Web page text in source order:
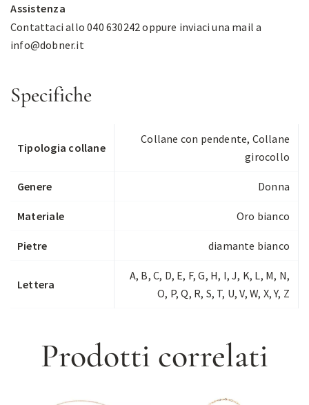
Assistenza
Contattaci allo 040 630242 oppure inviaci una mail a
info@dobner.it
Specifiche
Tipologia collane
Collane con pendente, Collane
girocollo
Genere Donna
Materiale Oro bianco
Pietre diamante bianco
Lettera
A, B, C, D, E, F, G, H, I, J, K, L, M, N,
O, P, Q, R, S, T, U, V, W, X, Y, Z
Prodotti correlati